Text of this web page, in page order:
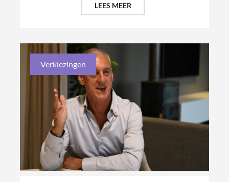
LEES MEER
Verkiezingen